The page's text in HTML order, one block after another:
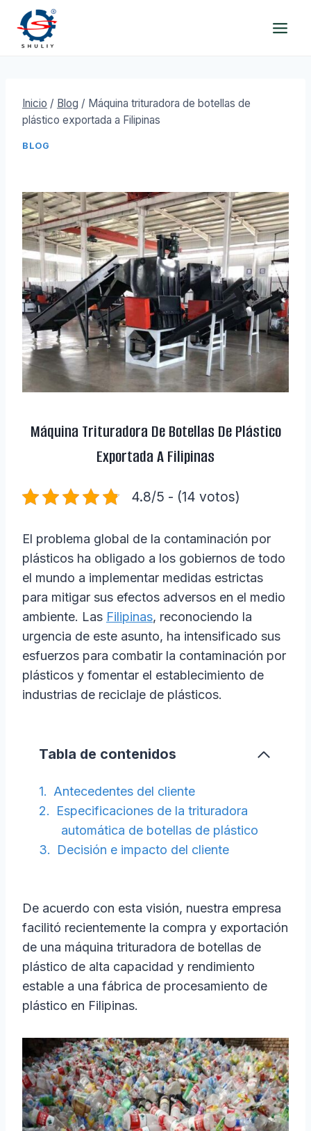
Saltar
contenido
Inicio / Blog / Máquina trituradora de botellas de
plástico exportada a Filipinas
BLOG
Máquina Trituradora De Botellas De Plástico
Exportada A Filipinas
4.8/5 - (14 votos)
El problema global de la contaminación por
plásticos ha obligado a los gobiernos de todo
el mundo a implementar medidas estrictas
para mitigar sus efectos adversos en el medio
ambiente. Las Filipinas, reconociendo la
urgencia de este asunto, ha intensificado sus
esfuerzos para combatir la contaminación por
plásticos y fomentar el establecimiento de
industrias de reciclaje de plásticos.
Tabla de contenidos
Antecedentes del cliente
Especificaciones de la trituradora
automática de botellas de plástico
Decisión e impacto del cliente
De acuerdo con esta visión, nuestra empresa
facilitó recientemente la compra y exportación
de una máquina trituradora de botellas de
plástico de alta capacidad y rendimiento
estable a una fábrica de procesamiento de
plástico en Filipinas.